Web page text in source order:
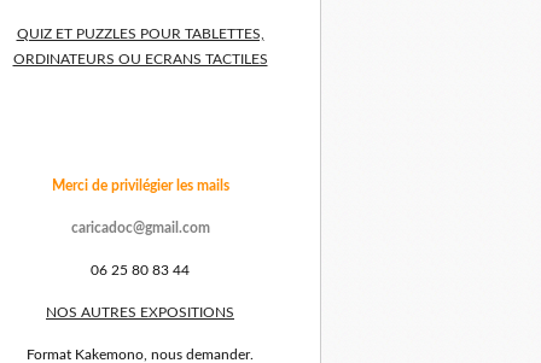
QUIZ ET PUZZLES POUR TABLETTES,
ORDINATEURS OU ECRANS TACTILES
Merci de privilégier les mails
caricadoc@gmail.com
06 25 80 83 44
NOS AUTRES EXPOSITIONS
Format Kakemono, nous demander.